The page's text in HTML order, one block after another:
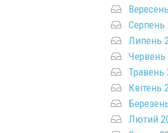
Серпень
Липень
Червень
Травень
Квітень
Лютий